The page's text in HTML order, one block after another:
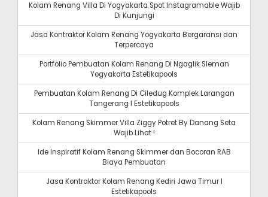
Kolam Renang Villa Di Yogyakarta Spot Instagramable Wajib
Di Kunjungi
Jasa Kontraktor Kolam Renang Yogyakarta Bergaransi dan
Terpercaya
Portfolio Pembuatan Kolam Renang Di Ngaglik Sleman
Yogyakarta Estetikapools
Pembuatan Kolam Renang Di Ciledug Komplek Larangan
Tangerang I Estetikapools
Kolam Renang Skimmer Villa Ziggy Potret By Danang Seta
Wajib Lihat !
Ide Inspiratif Kolam Renang Skimmer dan Bocoran RAB
Biaya Pembuatan
Jasa Kontraktor Kolam Renang Kediri Jawa Timur I
Estetikapools